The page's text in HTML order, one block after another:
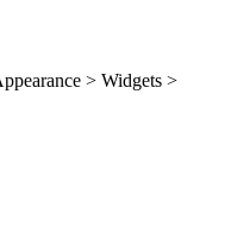
> Widgets >